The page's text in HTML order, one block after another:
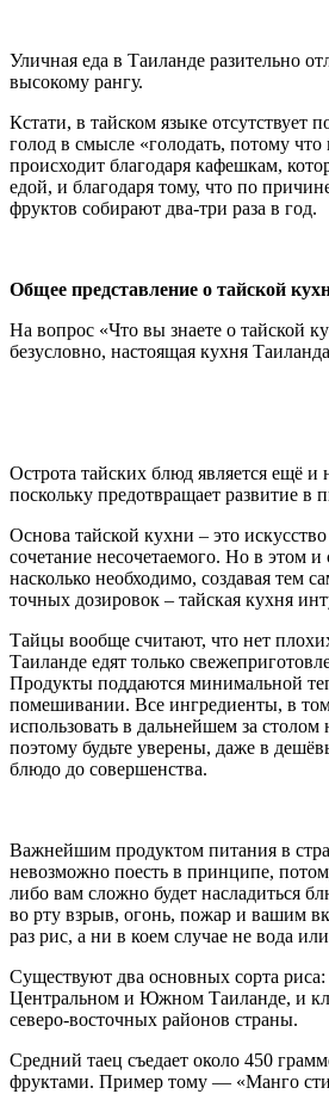
Уличная еда в Таиланде разительно
высокому рангу.
Кстати, в тайском языке отсутствует
голод в смысле «голодать, потому
происходит благодаря кафешкам,
едой, и благодаря тому, что по
фруктов собирают два-три раза в год.
Общее представление о тайской
На вопрос «Что вы знаете о тайской
безусловно, настоящая кухня
Острота тайских блюд является ещё
поскольку предотвращает развитие в
Основа тайской кухни – это
сочетание несочетаемого. Но в этом и
насколько необходимо, создавая тем
точных дозировок – тайская кухня
Тайцы вообще считают, что нет
Таиланде едят только
Продукты поддаются минимальной
помешивании. Все ингредиенты, в
использовать в дальнейшем за
поэтому будьте уверены, даже в
блюдо до совершенства.
Важнейшим продуктом питания в
невозможно поесть в принципе,
либо вам сложно будет насладиться
во рту взрыв, огонь, пожар и вашим
раз рис, а ни в коем случае не вода
Существуют два основных сорта
Центральном и Южном Таиланде, и
северо-восточных районов страны.
Средний таец съедает около 450
фруктами. Пример тому — «Манго